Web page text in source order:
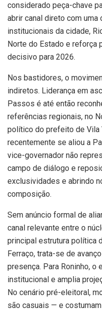
considerado peça-chave
abrir canal direto com
institucionais da cidade,
Norte do Estado e reforça
decisivo para 2026.
Nos bastidores, o
indiretos. Liderança em
Passos é até então
referências regionais, no
político do prefeito de Vila
recentemente se aliou a
vice-governador não
campo de diálogo e
exclusividades e abrindo
composição.
Sem anúncio formal de
canal relevante entre o
principal estrutura política
Ferraço, trata-se de
presença. Para Roninho, o
institucional e amplia
No cenário pré-eleitoral,
são casuais — e